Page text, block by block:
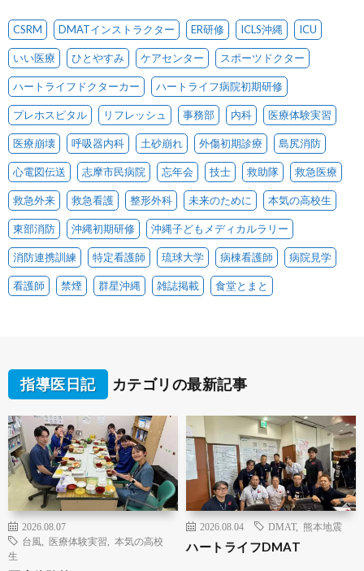
CSRM DMATインストラクター ER研修 ICLS沖縄 ICU
いい医療 ひとやすみ ケアセンター スポーツドクター
ハートライフドクターカー ハートライフ病院初期研修
プレホスピタル リフレッシュ 事務部 内科 医療体験実習
医療崩壊 呼吸器内科 土砂崩れ 外傷初期診療 島尻消防
心電図伝送 志摩市民病院 忘年会 技士 救助隊 救急医療
救急外来 救急看護 整形外科 未来のために 本気の高校生
東部消防 沖縄初期研修 沖縄子どもメディカルラリー
消防連携訓練 特定看護師 琉球大学 病棟看護師 病院見学
看護師 禁煙 群星沖縄 雑誌掲載 食堂とまと
指導医日記 カテゴリの最新記事
2026.08.07
台風
医療体験実習
本気の高校
生
2026.08.04 DMAT, 熊本地震
ハートライフDMAT